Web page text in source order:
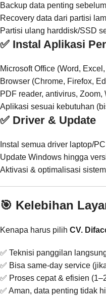
Backup data penting
Recovery data dari partisi
Partisi ulang harddisk/SSD
✅ Instal Aplikasi
Microsoft Office (Word,
Browser (Chrome, Firefox,
PDF reader, antivirus,
Aplikasi sesuai kebutuhan
✅ Driver & Update
Instal semua driver laptop/
Update Windows hingga
Aktivasi & optimalisasi sistem
🎯 Kelebihan
Kenapa harus pilih CV.
✅ Teknisi panggilan
✅ Bisa same-day service
✅ Proses cepat & efisien
✅ Aman, data penting tidak